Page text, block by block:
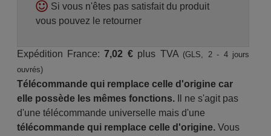
Si vous n'êtes pas satisfait du produit
vous pouvez le retourner
Expédition France:7,02 €plus TVA (GLS, 2 - 4 jours
ouvrés)
Télécommande qui remplace celle d'origine car
elle possède les mêmes fonctions.Il ne s'agit pas
d'une télécommande universelle mais d'une
télécommande qui remplace celle d'origine.Vous